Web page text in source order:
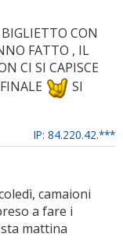
CON
FATTO , IL
CI SI CAPISCE
SI
IP: 84.220.42.***
camaioni
a fare i
mattina